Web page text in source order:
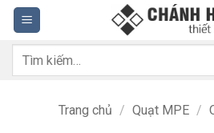
Bỏ
qua
nội
dung
Tìm
Trang chủ / Quạt MPE /